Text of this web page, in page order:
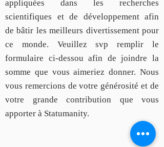
appliquées dans les recherches
scientifiques et de développement afin
de bâtir les meilleurs divertissement pour
ce monde. Veuillez svp remplir le
formulaire ci-dessou afin de joindre la
somme que vous aimeriez donner. Nous
vous remercions de votre générosité et de
votre grande contribution que vous
apporter à Statumanity.